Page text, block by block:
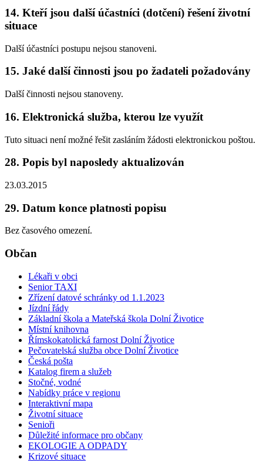
14. Kteří jsou další účastníci (dotčení) řešení životní
situace
Další účastníci postupu nejsou stanoveni.
15. Jaké další činnosti jsou po žadateli požadovány
Další činnosti nejsou stanoveny.
16. Elektronická služba, kterou lze využít
Tuto situaci není možné řešit zasláním žádosti elektronickou poštou.
28. Popis byl naposledy aktualizován
23.03.2015
29. Datum konce platnosti popisu
Bez časového omezení.
Občan
Lékaři v obci
Senior TAXI
Zřízení datové schránky od 1.1.2023
Jízdní řády
Základní škola a Mateřská škola Dolní Životice
Místní knihovna
Římskokatolická farnost Dolní Životice
Pečovatelská služba obce Dolní Životice
Česká pošta
Katalog firem a služeb
Stočné, vodné
Nabídky práce v regionu
Interaktivní mapa
Životní situace
Senioři
Důležité informace pro občany
EKOLOGIE A ODPADY
Krizové situace